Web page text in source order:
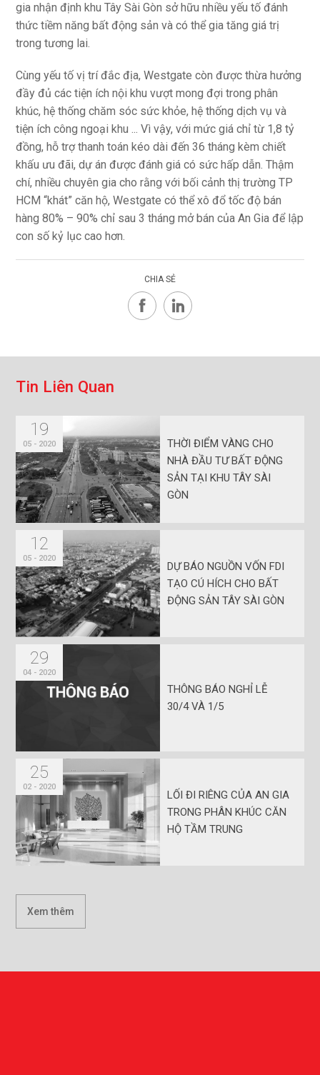
gia nhận định khu Tây Sài Gòn sở hữu nhiều yếu tố đánh
thức tiềm năng bất động sản và có thể gia tăng giá trị
trong tương lai.
Cùng yếu tố vị trí đắc địa, Westgate còn được thừa hưởng
đầy đủ các tiện ích nội khu vượt mong đợi trong phân
khúc, hệ thống chăm sóc sức khỏe, hệ thống dịch vụ và
tiện ích công ngoại khu ... Vì vậy, với mức giá chỉ từ 1,8 tỷ
đồng, hỗ trợ thanh toán kéo dài đến 36 tháng kèm chiết
khấu ưu đãi, dự án được đánh giá có sức hấp dẫn. Thậm
chí, nhiều chuyên gia cho rằng với bối cảnh thị trường TP
HCM “khát” căn hộ, Westgate có thể xô đổ tốc độ bán
hàng 80% – 90% chỉ sau 3 tháng mở bán của An Gia để lập
con số kỷ lục cao hơn.
CHIA SẺ
Tin Liên Quan
19
05 - 2020
THỜI ĐIỂM VÀNG CHO
NHÀ ĐẦU TƯ BẤT ĐỘNG
SẢN TẠI KHU TÂY SÀI
GÒN
12
05 - 2020
DỰ BÁO NGUỒN VỐN FDI
TẠO CÚ HÍCH CHO BẤT
ĐỘNG SẢN TÂY SÀI GÒN
29
04 - 2020
THÔNG BÁO NGHỈ LỄ
30/4 VÀ 1/5
25
02 - 2020
LỐI ĐI RIÊNG CỦA AN GIA
TRONG PHÂN KHÚC CĂN
HỘ TẦM TRUNG
Xem thêm